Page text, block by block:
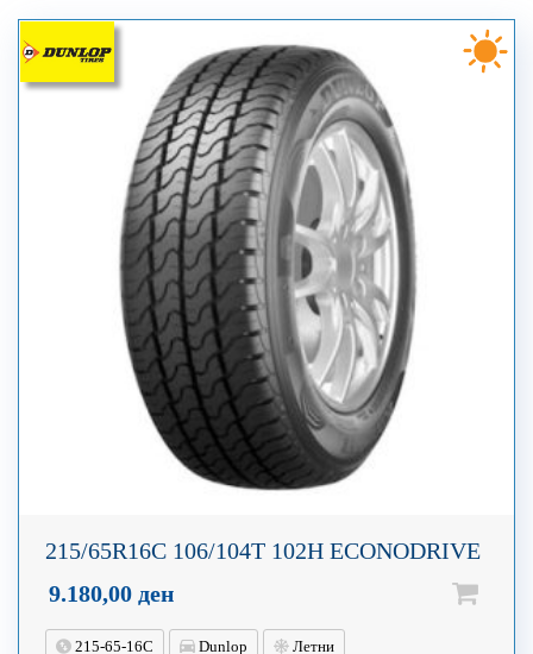
215/65R16C 106/104T 102H ECONODRIVE
9.180,00 ден
215-65-16C Dunlop Летни